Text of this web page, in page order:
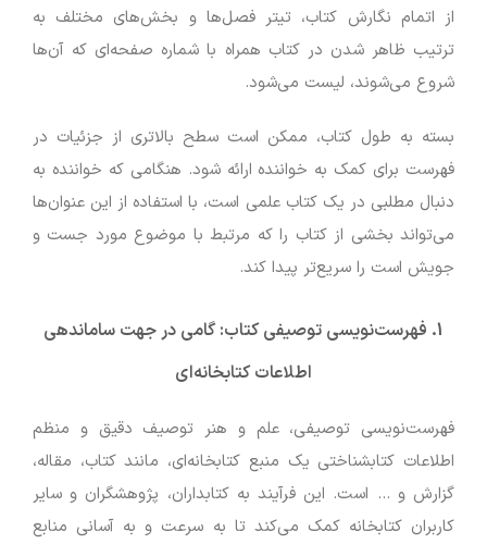
از اتمام نگارش کتاب، تیتر فصل‌ها و بخش‌های مختلف به
ترتیب ظاهر شدن در کتاب همراه با شماره صفحه‌ای که آن‌ها
شروع می‌شوند، لیست می‌شود.
بسته به طول کتاب، ممکن است سطح بالاتری از جزئیات در
فهرست برای کمک به خواننده ارائه شود. هنگامی که خواننده به
دنبال مطلبی در یک کتاب علمی است، با استفاده از این عنوان‌ها
می‌تواند بخشی از کتاب را که مرتبط با موضوع مورد جست و
جویش است را سریع‌تر پیدا کند.
1. فهرست‌نویسی توصیفی کتاب: گامی در جهت ساماندهی
اطلاعات کتابخانه‌ای
فهرست‌نویسی توصیفی، علم و هنر توصیف دقیق و منظم
اطلاعات کتابشناختی یک منبع کتابخانه‌ای، مانند کتاب، مقاله،
گزارش و … است. این فرآیند به کتابداران، پژوهشگران و سایر
کاربران کتابخانه کمک می‌کند تا به سرعت و به آسانی منابع